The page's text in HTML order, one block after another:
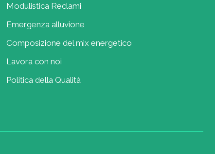
Modulistica Reclami
Emergenza alluvione
Composizione del mix energetico
Lavora con noi
Politica della Qualità